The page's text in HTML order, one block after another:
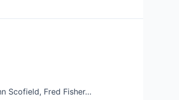
Scofield, Fred Fisher…